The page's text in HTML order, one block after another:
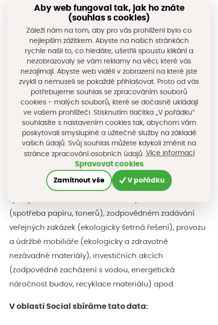
Jak bylo uvedeno výše, jedním s cílů strategie je
výpočet uhlíkové stopy, resp. emisí CO2, zjištění
výchozího stavu a každoroční aktualizace. Ve
spolupráci se zastupiteli obce zjišťujeme spotřeby
elektrické energie, plynu a dalších paliv (kWh, m3, litry,
…), data o odpadech, čištění odpadních vod a další
dostupná data. Následně pomocí emisních
koeficientů (IPCC) probíhá přepočet na emise CO2.
Ke sběru dat nevstupujících do výpočtu uhlíkové stopy
zjišťujeme informace o
materiálových nákladech obce
(spotřeba papíru, tonerů), zodpovědném zadávání
veřejných zakázek (ekologicky šetrná řešení), provozu
a údržbě mobiliáře (ekologicky a zdravotně
nezávadné materiály), investičních akcích
(zodpovědné zacházení s vodou, energetická
náročnost budov, recyklace materiálu) apod.
V oblasti Social sbíráme tato data:
Aby web fungoval tak, jak ho znáte
(souhlas s cookies)
Záleží nám na tom, aby pro vás prohlížení bylo co
nejlepším zážitkem. Abyste na našich stránkách
rychle našli to, co hledáte, ušetřili spoustu klikání a
nezobrazovaly se vám reklamy na věci, které vás
nezajímají. Abyste web viděli v zobrazení na které jste
zvyklí a nemuseli se pokaždé přihlašovat. Proto od vás
potřebujeme souhlas se zpracováním souborů
cookies - malých souborů, které se dočasně ukládají
ve vašem prohlížeči. Stisknutím tlačítka „V pořádku“
souhlasíte s nastavením cookies tak, abychom vám
poskytovali smysluplné a užitečné služby na základě
vašich údajů. Svůj souhlas můžete kdykoli změnit na
stránce zpracování osobních údajů. Více informací
Spravovat cookies
Zamítnout vše V pořádku